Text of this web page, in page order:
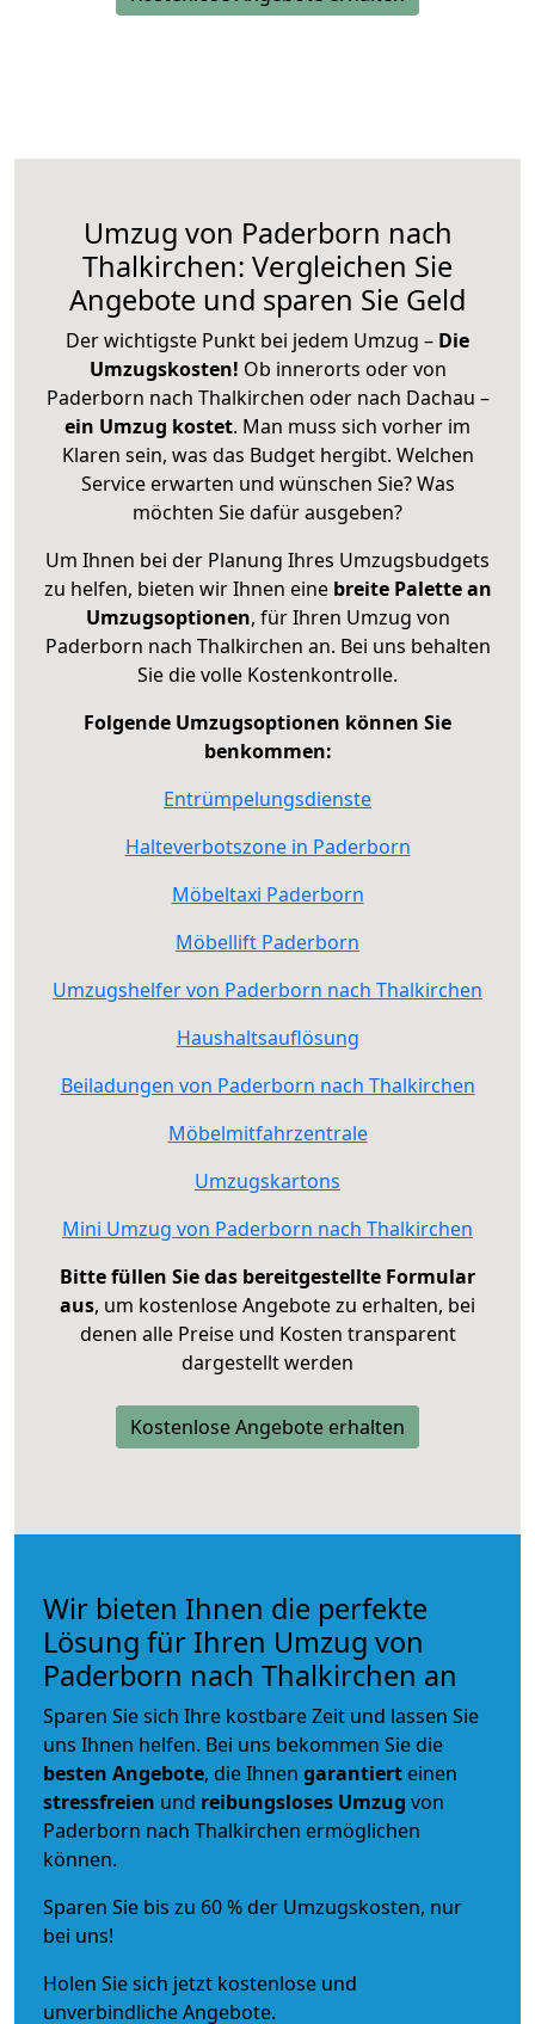
Umzug von Paderborn nach
Thalkirchen: Vergleichen Sie
Angebote und sparen Sie Geld
Der wichtigste Punkt bei jedem Umzug – Die
Umzugskosten! Ob innerorts oder von
Paderborn nach Thalkirchen oder nach Dachau –
ein Umzug kostet. Man muss sich vorher im
Klaren sein, was das Budget hergibt. Welchen
Service erwarten und wünschen Sie? Was
möchten Sie dafür ausgeben?
Um Ihnen bei der Planung Ihres Umzugsbudgets
zu helfen, bieten wir Ihnen eine breite Palette an
Umzugsoptionen, für Ihren Umzug von
Paderborn nach Thalkirchen an. Bei uns behalten
Sie die volle Kostenkontrolle.
Folgende Umzugsoptionen können Sie
benkommen:
Entrümpelungsdienste
Halteverbotszone in Paderborn
Möbeltaxi Paderborn
Möbellift Paderborn
Umzugshelfer von Paderborn nach Thalkirchen
Haushaltsauflösung
Beiladungen von Paderborn nach Thalkirchen
Möbelmitfahrzentrale
Umzugskartons
Mini Umzug von Paderborn nach Thalkirchen
Bitte füllen Sie das bereitgestellte Formular
aus, um kostenlose Angebote zu erhalten, bei
denen alle Preise und Kosten transparent
dargestellt werden
Kostenlose Angebote erhalten
Wir bieten Ihnen die perfekte
Lösung für Ihren Umzug von
Paderborn nach Thalkirchen an
Sparen Sie sich Ihre kostbare Zeit und lassen Sie
uns Ihnen helfen. Bei uns bekommen Sie die
besten Angebote, die Ihnen garantiert einen
stressfreien und reibungsloses Umzug von
Paderborn nach Thalkirchen ermöglichen
können.
Sparen Sie bis zu 60 % der Umzugskosten, nur
bei uns!
Holen Sie sich jetzt kostenlose und
unverbindliche Angebote.